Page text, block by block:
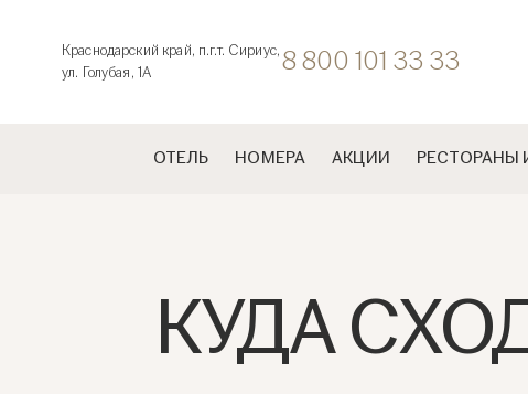
Краснодарский край, п.г.т. Сириус,
ул. Голубая, 1А
8 800 101 33 33
ОТЕЛЬ НОМЕРА АКЦИИ РЕСТОРАНЫ
КУДА